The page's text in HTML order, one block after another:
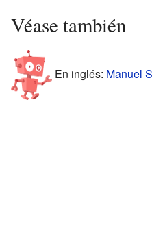
Véase también
En inglés: Manuel